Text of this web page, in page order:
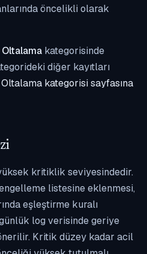
öncelikli olarak
Oltalama kategorisinde
diğer kayıtları
Oltalama kategorisi sayfasına
kritiklik seviyesindedir.
listesine eklenmesi,
eşleştirme kuralı
log verisinde geriye
Kritik düzey kadar acil